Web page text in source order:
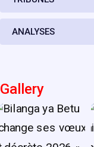
ANALYSES
Gallery